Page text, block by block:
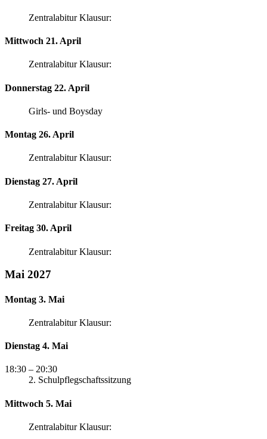
Zentralabitur Klausur:
Mittwoch 21. April
Zentralabitur Klausur:
Donnerstag 22. April
Girls- und Boysday
Montag 26. April
Zentralabitur Klausur:
Dienstag 27. April
Zentralabitur Klausur:
Freitag 30. April
Zentralabitur Klausur:
Mai 2027
Montag 3. Mai
Zentralabitur Klausur:
Dienstag 4. Mai
18:30 – 20:30
2. Schulpflegschaftssitzung
Mittwoch 5. Mai
Zentralabitur Klausur: